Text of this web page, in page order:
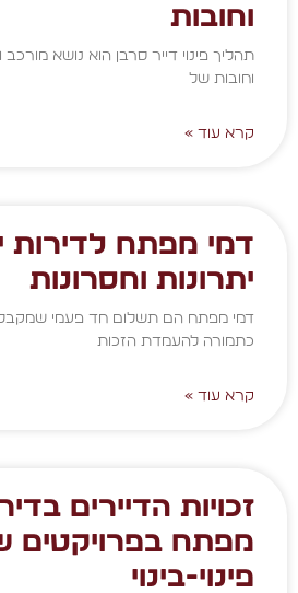
וחובות
תהליך פינוי דייר סרבן הוא נושא מורכב
וחובות של
קרא עוד »
דמי מפתח לדירות
יתרונות וחסרונות
דמי מפתח הם תשלום חד פעמי
כתמורה להעמדת הזכות
קרא עוד »
זכויות הדיירים
מפתח בפרויקטים
פינוי-בינוי